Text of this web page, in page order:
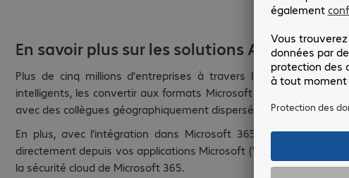
En savoir plus sur les solutions Adobe
Plus de cinq millions d'entreprises à travers le monde font
intelligents, les convertir aux formats Microsoft Office, etc. Si,
avec des collègues géographiquement dispersés, faites confiance
En plus, avec l'intégration dans Microsoft 365, vous pouvez
directement depuis vos applications Microsoft (Word, PowerPoint,
la sécurité cloud de Microsoft 365.